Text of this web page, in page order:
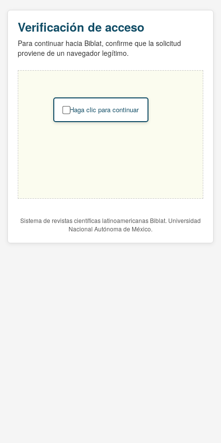
Verificación de acceso
Para continuar hacia Biblat, confirme que la solicitud
proviene de un navegador legítimo.
Haga clic para continuar
Sistema de revistas científicas latinoamericanas Biblat. Universidad
Nacional Autónoma de México.